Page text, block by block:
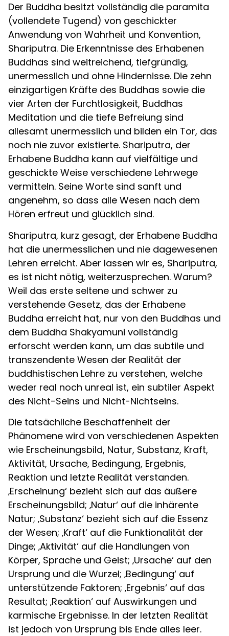
Der Buddha besitzt vollständig die paramita
(vollendete Tugend) von geschickter
Anwendung von Wahrheit und Konvention,
Shariputra. Die Erkenntnisse des Erhabenen
Buddhas sind weitreichend, tiefgründig,
unermesslich und ohne Hindernisse. Die zehn
einzigartigen Kräfte des Buddhas sowie die
vier Arten der Furchtlosigkeit, Buddhas
Meditation und die tiefe Befreiung sind
allesamt unermesslich und bilden ein Tor, das
noch nie zuvor existierte. Shariputra, der
Erhabene Buddha kann auf vielfältige und
geschickte Weise verschiedene Lehrwege
vermitteln. Seine Worte sind sanft und
angenehm, so dass alle Wesen nach dem
Hören erfreut und glücklich sind.
Shariputra, kurz gesagt, der Erhabene Buddha
hat die unermesslichen und nie dagewesenen
Lehren erreicht. Aber lassen wir es, Shariputra,
es ist nicht nötig, weiterzusprechen. Warum?
Weil das erste seltene und schwer zu
verstehende Gesetz, das der Erhabene
Buddha erreicht hat, nur von den Buddhas und
dem Buddha Shakyamuni vollständig
erforscht werden kann, um das subtile und
transzendente Wesen der Realität der
buddhistischen Lehre zu verstehen, welche
weder real noch unreal ist, ein subtiler Aspekt
des Nicht-Seins und Nicht-Nichtseins.
Die tatsächliche Beschaffenheit der
Phänomene wird von verschiedenen Aspekten
wie Erscheinungsbild, Natur, Substanz, Kraft,
Aktivität, Ursache, Bedingung, Ergebnis,
Reaktion und letzte Realität verstanden.
‚Erscheinung‘ bezieht sich auf das äußere
Erscheinungsbild; ‚Natur‘ auf die inhärente
Natur; ‚Substanz‘ bezieht sich auf die Essenz
der Wesen; ‚Kraft‘ auf die Funktionalität der
Dinge; ‚Aktivität‘ auf die Handlungen von
Körper, Sprache und Geist; ‚Ursache‘ auf den
Ursprung und die Wurzel; ‚Bedingung‘ auf
unterstützende Faktoren; ‚Ergebnis‘ auf das
Resultat; ‚Reaktion‘ auf Auswirkungen und
karmische Ergebnisse. In der letzten Realität
ist jedoch von Ursprung bis Ende alles leer.